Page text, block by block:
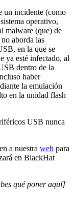
un incidente (como
operativo,
malware (que) de
aborda las
en la que se
ya esté infectado, al
dentro de la
haber
la emulación
en la unidad flash
USB nunca
a nuestra web para
en BlackHat
qué poner aquí]